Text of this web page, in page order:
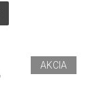
AKCIA